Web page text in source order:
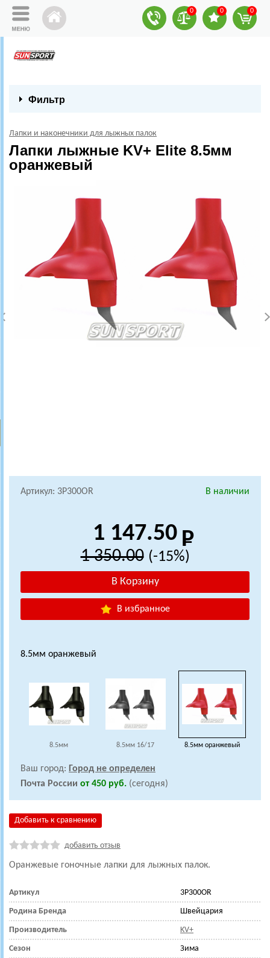
0 0 0
Фильтр
Лапки и наконечники для лыжных палок
Лапки лыжные KV+ Elite 8.5мм
оранжевый
Артикул: 3P300OR В наличии
1 147.50
1 350.00 (-15%)
В избранное
8.5мм оранжевый
8.5мм 8.5мм 16/17 8.5мм оранжевый
Ваш город: Город не определен
Почта России от 450 руб. (сегодня)
Добавить к сравнению
добавить отзыв
Оранжевые гоночные лапки для лыжных палок.
Артикул 3P300OR
Родина Бренда Швейцария
Производитель KV+
Сезон Зима